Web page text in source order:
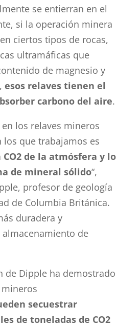
se entierran en el
si la operación minera
ciertos tipos de rocas,
ultramáficas que
de magnesio y
esos relaves tienen el
carbono del aire.
en los relaves mineros
que trabajamos es
CO2 de la atmósfera y lo
de mineral sólido“,
profesor de geología
de Columbia Británica.
duradera y
de
de Dipple ha demostrado
secuestrar
de toneladas de CO2